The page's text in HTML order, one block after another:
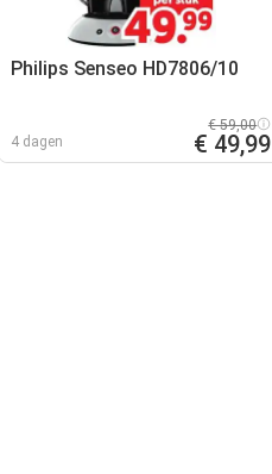
Philips Senseo HD7806/10
4 dagen
€ 59,00
€ 49,99